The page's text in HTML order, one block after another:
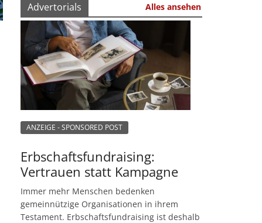
Advertorials Alles ansehen
ANZEIGE - SPONSORED POST
Erbschaftsfundraising:
Vertrauen statt Kampagne
Immer mehr Menschen bedenken
gemeinnützige Organisationen in ihrem
Testament. Erbschaftsfundraising ist deshalb